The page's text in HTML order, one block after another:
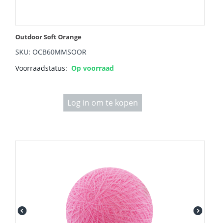
Outdoor Soft Orange
SKU: OCB60MMSOOR
Voorraadstatus: Op voorraad
Log in om te kopen